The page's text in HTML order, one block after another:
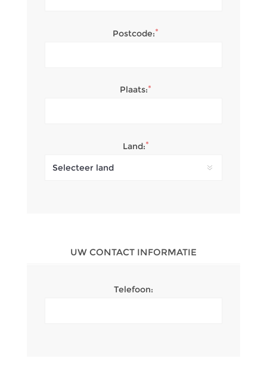
Postcode:*
Plaats:*
Land:*
UW CONTACT INFORMATIE
Telefoon: